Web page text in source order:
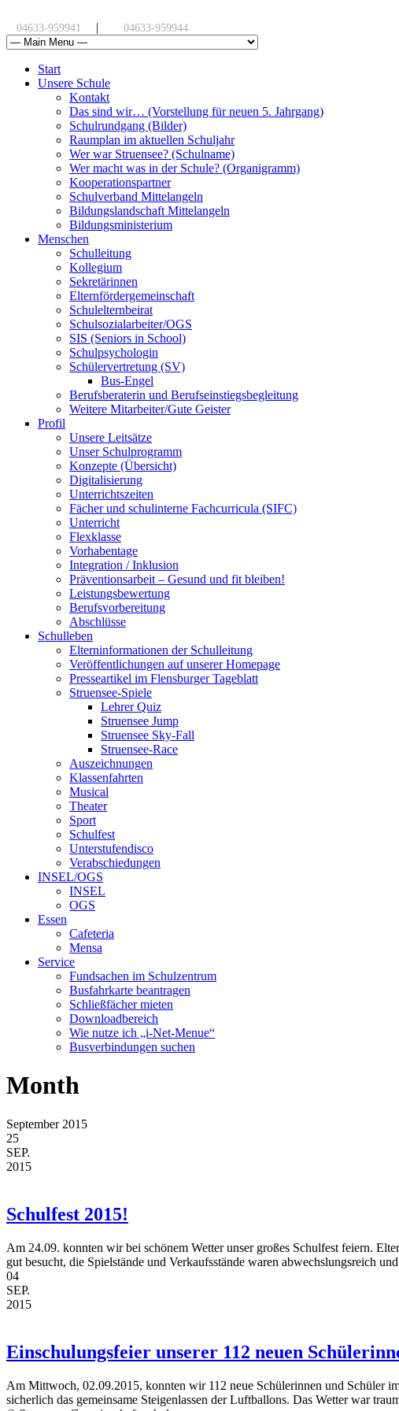
04633-959941 | 04633-959944
Start
Unsere Schule
Kontakt
Das sind wir… (Vorstellung für neuen 5. Jahrgang)
Schulrundgang (Bilder)
Raumplan im aktuellen Schuljahr
Wer war Struensee? (Schulname)
Wer macht was in der Schule? (Organigramm)
Kooperationspartner
Schulverband Mittelangeln
Bildungslandschaft Mittelangeln
Bildungsministerium
Menschen
Schulleitung
Kollegium
Sekretärinnen
Elternfördergemeinschaft
Schulelternbeirat
Schulsozialarbeiter/OGS
SIS (Seniors in School)
Schulpsychologin
Schülervertretung (SV)
Bus-Engel
Berufsberaterin und Berufseinstiegsbegleitung
Weitere Mitarbeiter/Gute Geister
Profil
Unsere Leitsätze
Unser Schulprogramm
Konzepte (Übersicht)
Digitalisierung
Unterrichtszeiten
Fächer und schulinterne Fachcurricula (SIFC)
Unterricht
Flexklasse
Vorhabentage
Integration / Inklusion
Präventionsarbeit – Gesund und fit bleiben!
Leistungsbewertung
Berufsvorbereitung
Abschlüsse
Schulleben
Elterninformationen der Schulleitung
Veröffentlichungen auf unserer Homepage
Presseartikel im Flensburger Tageblatt
Struensee-Spiele
Lehrer Quiz
Struensee Jump
Struensee Sky-Fall
Struensee-Race
Auszeichnungen
Klassenfahrten
Musical
Theater
Sport
Schulfest
Unterstufendisco
Verabschiedungen
INSEL/OGS
INSEL
OGS
Essen
Cafeteria
Mensa
Service
Fundsachen im Schulzentrum
Busfahrkarte beantragen
Schließfächer mieten
Downloadbereich
Wie nutze ich „i-Net-Menue“
Busverbindungen suchen
Month
September 2015
25
SEP.
2015
Schulfest 2015!
Am 24.09. konnten wir bei schönem Wetter unser großes Schulfest feiern.
gut besucht, die Spielstände und Verkaufsstände waren abwechslungsreich
04
SEP.
2015
Einschulungsfeier unserer 112 neuen
Am Mittwoch, 02.09.2015, konnten wir 112 neue Schülerinnen und Schüler
sicherlich das gemeinsame Steigenlassen der Luftballons. Das Wetter war